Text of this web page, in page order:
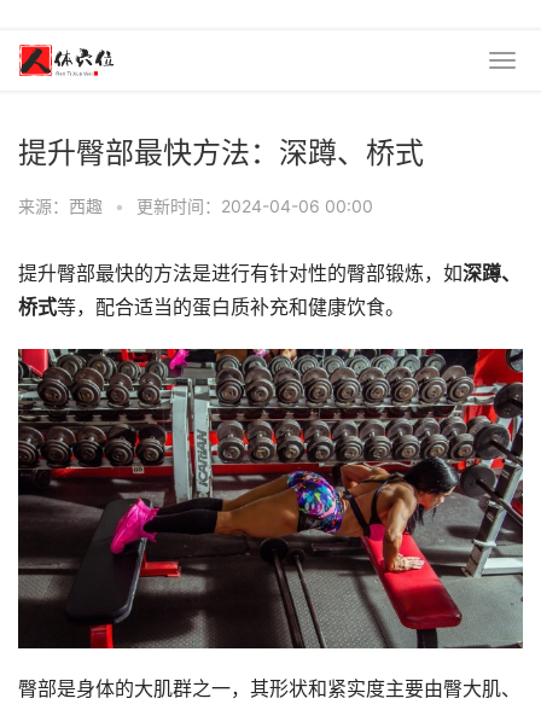
提升臀部最快方法：深蹲、桥式
来源：西趣 • 更新时间：2024-04-06 00:00
提升臀部最快的方法是进行有针对性的臀部锻炼，如深蹲、
桥式等，配合适当的蛋白质补充和健康饮食。
臀部是身体的大肌群之一，其形状和紧实度主要由臀大肌、